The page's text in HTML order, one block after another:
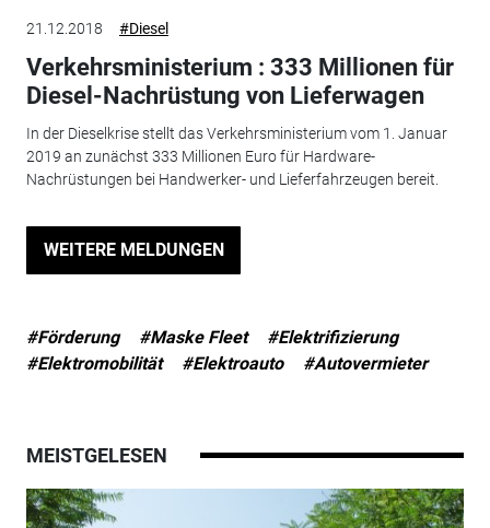
21.12.2018 #Diesel
Verkehrsministerium : 333 Millionen für
Diesel-Nachrüstung von Lieferwagen
In der Dieselkrise stellt das Verkehrsministerium vom 1. Januar
2019 an zunächst 333 Millionen Euro für Hardware-
Nachrüstungen bei Handwerker- und Lieferfahrzeugen bereit.
WEITERE MELDUNGEN
#Förderung #Maske Fleet
#Elektrifizierung
#Elektromobilität
#Elektroauto #Autovermieter
MEISTGELESEN